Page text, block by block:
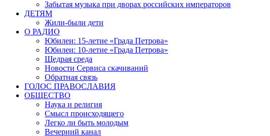
Забытая музыка при дворах российских императоров
ДЕТЯМ
Жили-были дети
О РАДИО
Юбилеи: 15-летие «Града Петрова»
Юбилеи: 10-летие «Града Петрова»
Щедрая среда
Новости Сервиса скачиваний
Обратная связь
ГОЛОС ПРАВОСЛАВИЯ
ОБЩЕСТВО
Наука и религия
Смысл происходящего
Легко ли быть молодым
Вечерний канал